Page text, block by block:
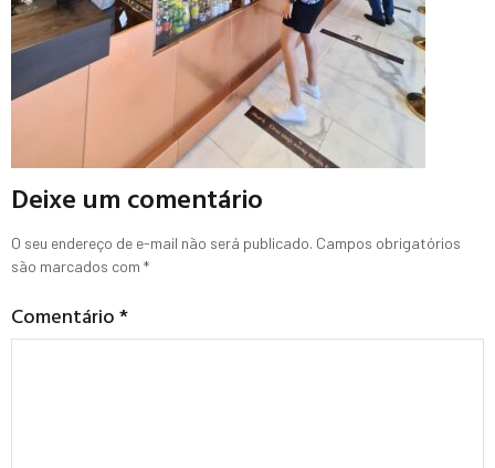
Deixe um comentário
O seu endereço de e-mail não será publicado. Campos obrigatórios
são marcados com *
Comentário*